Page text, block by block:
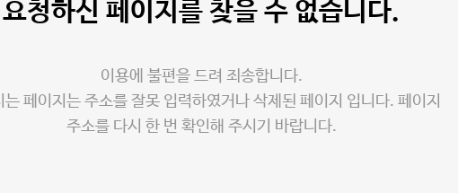
요청하신 페이지를 찾을 수 없습니다.
이용에 불편을 드려 죄송합니다.
는 페이지는 주소를 잘못 입력하였거나 삭제된 페이지 입니다. 페이지
주소를 다시 한 번 확인해 주시기 바랍니다.